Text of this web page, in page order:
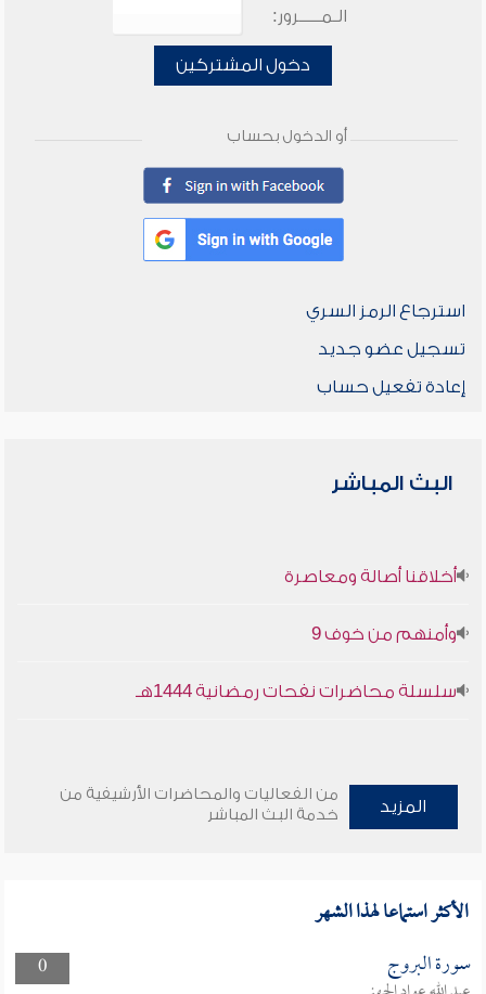
الـمـــــرور:
دخول المشتركين
أو الدخول بحساب
استرجاع الرمز السري
تسجيل عضو جديد
إعادة تفعيل حساب
البث المباشر
أخلاقنا أصالة ومعاصرة
وأمنهم من خوف 9
سلسلة محاضرات نفحات رمضانية 1444هـ
المزيد
من الفعاليات والمحاضرات الأرشيفية من
خدمة البث المباشر
الأكثر استماعا لهذا الشهر
0 سورة البروج